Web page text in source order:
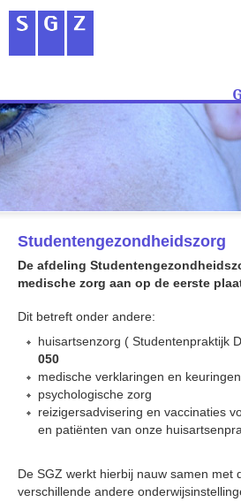
Studentengezondheidszorg
De afdeling
medische zorg aan op de eerste
Dit betreft onder andere:
huisartsenzorg ( Studentenpraktijk
050
medische verklaringen en
psychologische zorg
reizigersadvisering en vaccinaties
en patiënten van onze
De SGZ werkt hierbij nauw samen met
verschillende andere